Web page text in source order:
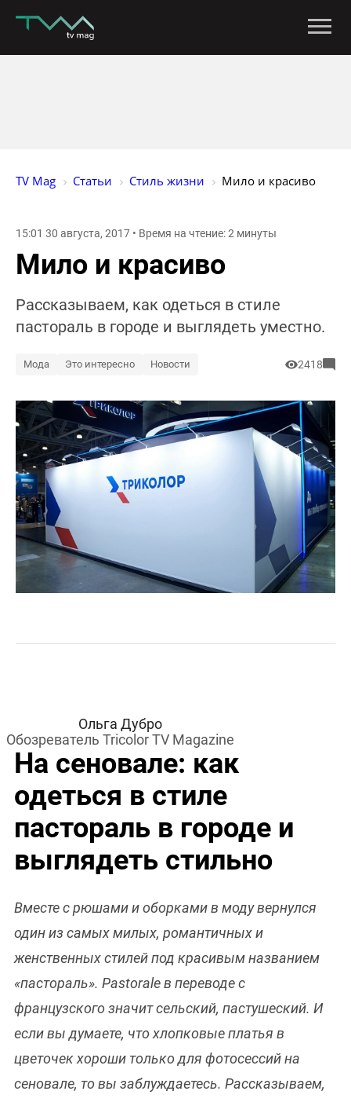
TV Mag Статьи Стиль жизни Мило и красиво
15:01 30 августа, 2017 • Время на чтение: 2 минуты
Мило и красиво
Рассказываем, как одеться в стиле
пастораль в городе и выглядеть уместно.
Мода Это интересно Новости 2418
Ольга Дубро
Обозреватель Tricolor TV Magazine
На сеновале: как
одеться в стиле
пастораль в городе и
выглядеть стильно
Вместе с рюшами и оборками в моду вернулся
один из самых милых, романтичных и
женственных стилей под красивым названием
«пастораль». Pastorale в переводе с
французского значит сельский, пастушеский. И
если вы думаете, что хлопковые платья в
цветочек хороши только для фотосессий на
сеновале, то вы заблуждаетесь. Рассказываем,